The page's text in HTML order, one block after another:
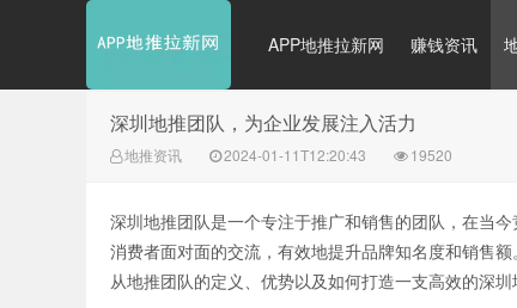
APP地推拉新网 赚钱资讯
深圳地推团队，为企业发展注入活力
地推资讯 2024-01-11T12:20:43 19520
深圳地推团队是一个专注于推广和销售的团队，在当
消费者面对面的交流，有效地提升品牌知名度和销售
从地推团队的定义、优势以及如何打造一支高效的深圳